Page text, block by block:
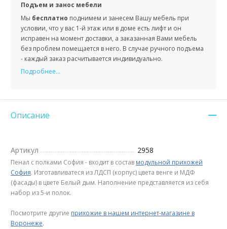
Подъем и занос мебели
Мы бесплатно поднимем и занесем Вашу мебель при
условии, что у вас 1-й этаж или в доме есть лифт и он
исправен на момент доставки, а заказанная Вами мебель
без проблем помещается в него. В случае ручного подъема
- каждый заказ расчитывается индивидуально.
Подробнее...
Описание
Артикул 2958
Пенал с полками София - входит в состав модульной прихожей
София. Изготавливатеся из ЛДСП (корпус) цвета венге и МДФ
(фасады) в цвете Белый дым. Наполнение представляется из себя
набор из 5-и полок.
Посмотрите другие прихожие в нашем интернет-магазине в
Воронеже.